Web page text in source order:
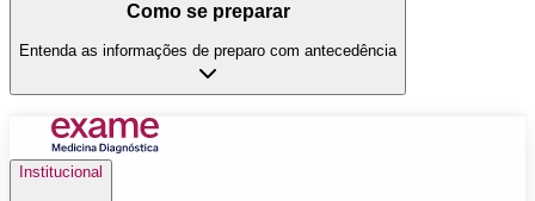
Como se preparar
Entenda as informações de preparo com antecedência
Institucional